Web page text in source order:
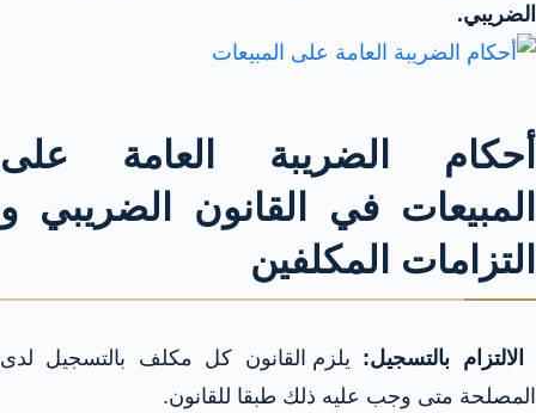
الضريبي.
أحكام الضريبة العامة على
المبيعات في القانون الضريبي و
التزامات المكلفين
الالتزام بالتسجيل: يلزم القانون كل مكلف بالتسجيل لدى
المصلحة متى وجب عليه ذلك طبقا للقانون.